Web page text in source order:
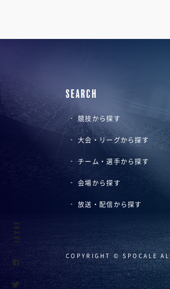
SEARCH
競技から探す
大会・リーグから探す
チーム・選手から探す
会場から探す
放送・配信から探す
COPYRIGHT © SPOCALE
SHARE